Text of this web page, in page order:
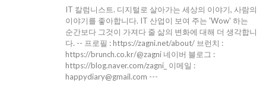
IT 칼럼니스트. 디지털로 살아가는 세상의 이야기, 사람의
이야기를 좋아합니다. IT 산업이 보여 주는 'Wow' 하는
순간보다 그것이 가져다 줄 삶의 변화에 대해 더 생각합니
다. -- 프로필 : https://zagni.net/about/ 브런치 :
https://brunch.co.kr/@zagni 네이버 블로그 :
https://blog.naver.com/zagni_ 이메일 :
happydiary@gmail.com ---